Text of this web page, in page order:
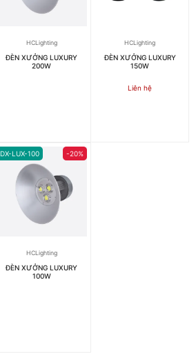
HCLighting
ĐÈN XƯỞNG LUXURY
200W
HCLighting
ĐÈN XƯỞNG LUXURY
150W
Liên hệ
-20%
DX-LUX-100
HCLighting
ĐÈN XƯỞNG LUXURY
100W